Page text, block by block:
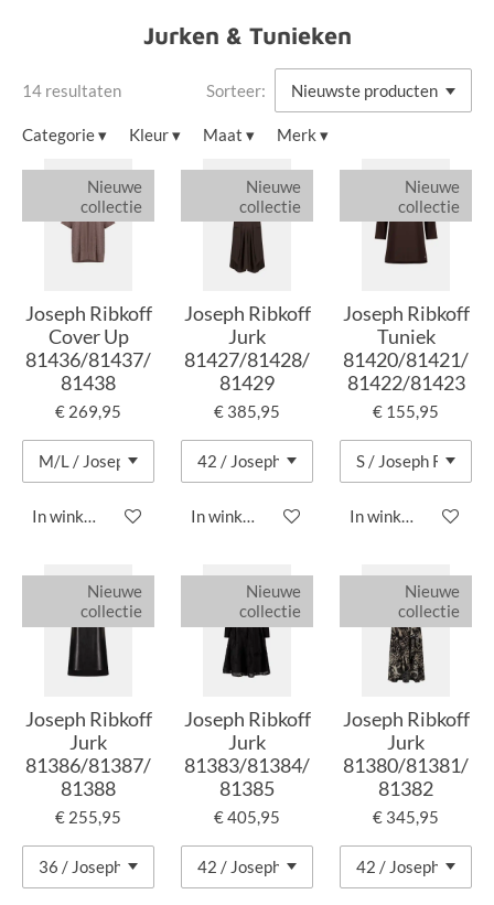
Jurken & Tunieken
14 resultaten Sorteer:
Categorie▾ Kleur▾ Maat ▾ Merk ▾
Nieuwe
collectie
Joseph Ribkoff
Cover Up
81436/81437/
81438
€ 269,95
In winkelwagen
Nieuwe
collectie
Joseph Ribkoff
Jurk
81427/81428/
81429
€ 385,95
In winkelwagen
Nieuwe
collectie
Joseph Ribkoff
Tuniek
81420/81421/
81422/81423
€ 155,95
In winkelwagen
Nieuwe
collectie
Joseph Ribkoff
Jurk
81386/81387/
81388
€ 255,95
Nieuwe
collectie
Joseph Ribkoff
Jurk
81383/81384/
81385
€ 405,95
Nieuwe
collectie
Joseph Ribkoff
Jurk
81380/81381/
81382
€ 345,95